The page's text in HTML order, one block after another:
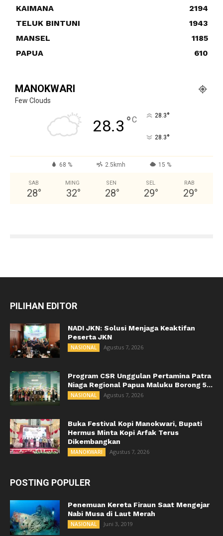
KAIMANA
2194
TELUK BINTUNI
1943
MANSEL
1185
PAPUA
610
MANOKWARI
Few Clouds
28.3 °C 28.3°
28.3°
68 % 2.5kmh 15 %
SAB
28°
MING
32°
SEN
28°
SEL
29°
RAB
29°
PILIHAN EDITOR
NADI JKN: Solusi Menjaga Keaktifan
Peserta JKN
NASIONAL Agustus 7, 2026
Program CSR Unggulan Pertamina Patra
Niaga Regional Papua Maluku Borong 5...
NASIONAL Agustus 7, 2026
Buka Festival Kopi Manokwari, Bupati
Hermus Minta Kopi Arfak Terus
Dikembangkan
MANOKWARI Agustus 7, 2026
POSTING POPULER
Penemuan Kereta Firaun Saat Mengejar
Nabi Musa di Laut Merah
NASIONAL Juni 3, 2019